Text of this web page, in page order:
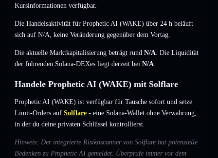
Kursinformationen verfügbar.
Die Handelsaktivität für Prophetic AI (WAKE) über 24 h beläuft
sich auf N/A, keine Veränderung gegenüber dem Vortag.
Die aktuelle Marktkapitalisierung beträgt rund N/A. Die Liquidität
der führenden Solana-DEXes liegt derzeit bei N/A.
Handele Prophetic AI (WAKE) mit Solflare
Prophetic AI (WAKE) ist verfügbar für Tausche sofort und setze
Limit-Orders auf Solflare - eine Solana-Wallet ohne Verwahrung,
in der du deine privaten Schlüssel kontrollierst.
Hinweis: Der integrierte Risikoscanner von Solflare hat potenzielle
Bedenken zu Prophetic AI gemeldet. Überprüfe immer vor dem